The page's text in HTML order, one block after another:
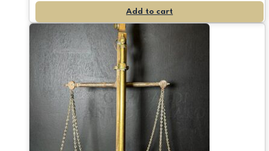
Add to cart